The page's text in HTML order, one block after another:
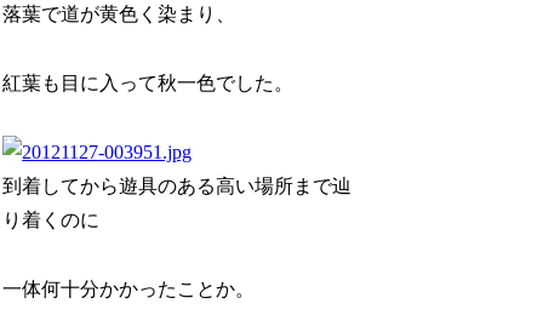
落葉で道が黄色く染まり、
紅葉も目に入って秋一色でした。
到着してから遊具のある高い場所まで辿
り着くのに
一体何十分かかったことか。